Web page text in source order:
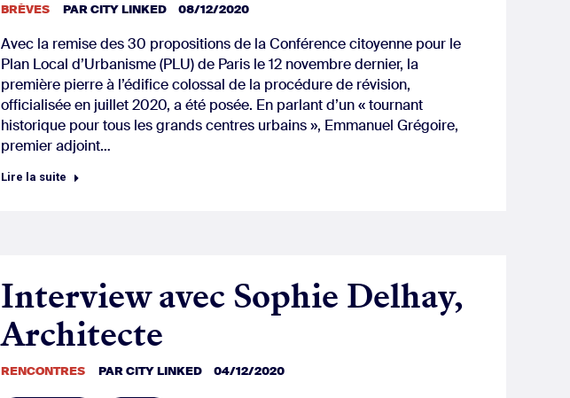
BRÈVES PARCITY LINKED 08/12/2020
Avec la remise des 30 propositions de la Conférence citoyenne pour le
Plan Local d’Urbanisme (PLU) de Paris le 12 novembre dernier, la
première pierre à l’édifice colossal de la procédure de révision,
officialisée en juillet 2020, a été posée. En parlant d’un « tournant
historique pour tous les grands centres urbains », Emmanuel Grégoire,
premier adjoint…
Lire la suite
Interview avec Sophie Delhay,
Architecte
RENCONTRES PARCITY LINKED 04/12/2020